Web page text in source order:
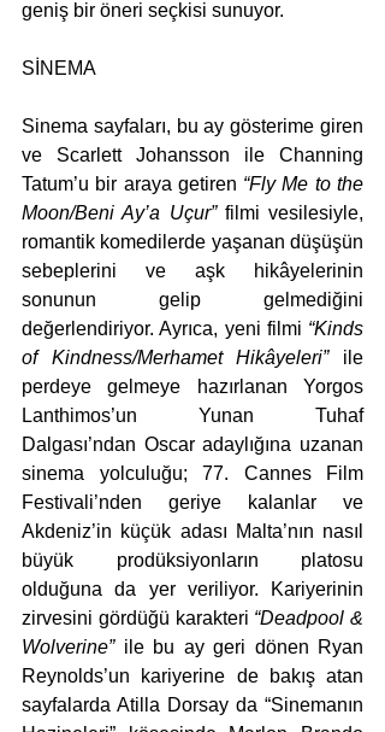
geniş bir öneri seçkisi sunuyor.
SİNEMA
Sinema sayfaları, bu ay gösterime giren
ve Scarlett Johansson ile Channing
Tatum’u bir araya getiren “Fly Me to the
Moon/Beni Ay’a Uçur” filmi vesilesiyle,
romantik komedilerde yaşanan düşüşün
sebeplerini ve aşk hikâyelerinin
sonunun gelip gelmediğini
değerlendiriyor. Ayrıca, yeni filmi “Kinds
of Kindness/Merhamet Hikâyeleri” ile
perdeye gelmeye hazırlanan Yorgos
Lanthimos’un Yunan Tuhaf
Dalgası’ndan Oscar adaylığına uzanan
sinema yolculuğu; 77. Cannes Film
Festivali’nden geriye kalanlar ve
Akdeniz’in küçük adası Malta’nın nasıl
büyük prodüksiyonların platosu
olduğuna da yer veriliyor. Kariyerinin
zirvesini gördüğü karakteri “Deadpool &
Wolverine” ile bu ay geri dönen Ryan
Reynolds’un kariyerine de bakış atan
sayfalarda Atilla Dorsay da “Sinemanın